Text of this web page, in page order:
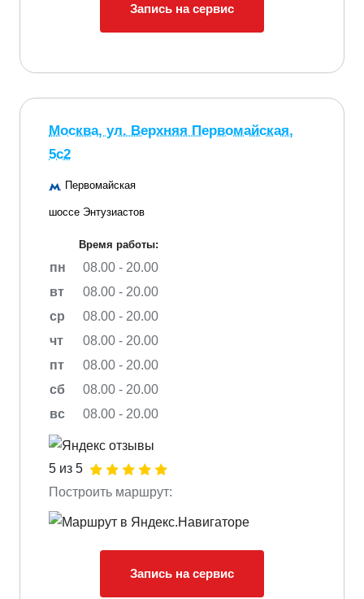
Запись на сервис
Москва, ул. Верхняя Первомайская,
5с2
Первомайская
шоссе Энтузиастов
Время работы:
пн
08.00 - 20.00
вт
08.00 - 20.00
ср
08.00 - 20.00
чт
08.00 - 20.00
пт
08.00 - 20.00
сб
08.00 - 20.00
вс
08.00 - 20.00
5 из 5
Построить маршрут:
Запись на сервис